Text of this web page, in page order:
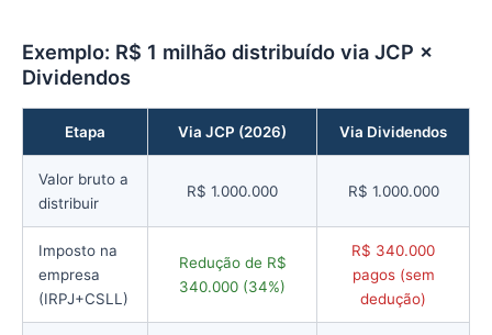
Exemplo: R$ 1 milhão distribuído via JCP ×
Dividendos
Etapa Via JCP (2026) Via Dividendos
Valor bruto a
distribuir
R$ 1.000.000 R$ 1.000.000
Imposto na
empresa
(IRPJ+CSLL)
Redução de R$
340.000 (34%)
R$ 340.000
pagos (sem
dedução)